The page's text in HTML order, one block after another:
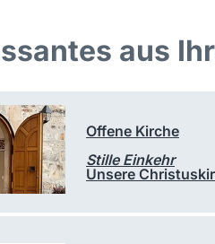
aus
Offene Kirche
Stille Einkehr
Unsere